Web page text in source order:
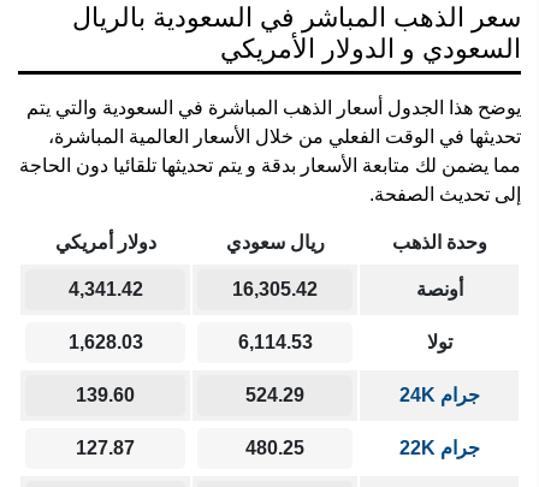
سعر الذهب المباشر في السعودية بالريال
السعودي و الدولار الأمريكي
يوضح هذا الجدول أسعار الذهب المباشرة في السعودية والتي يتم
تحديثها في الوقت الفعلي من خلال الأسعار العالمية المباشرة،
مما يضمن لك متابعة الأسعار بدقة و يتم تحديثها تلقائيا دون الحاجة
إلى تحديث الصفحة.
وحدة الذهب ريال سعودي دولار أمريكي
أونصة 16,305.42
4,341.42
تولا 6,114.53
1,628.03
جرام 24K 524.29
139.60
جرام 22K 480.25
127.87